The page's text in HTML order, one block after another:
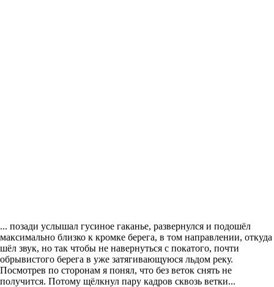
... позади услышал гусиное гаканье, развернулся и подошёл
максимально близко к кромке берега, в том направлении, откуда
шёл звук, но так чтобы не навернуться с покатого, почти
обрывистого берега в уже затягивающуюся льдом реку.
Посмотрев по сторонам я понял, что без веток снять не
получится. Потому щёлкнул пару кадров сквозь ветки...